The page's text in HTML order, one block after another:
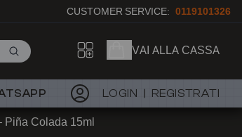
CUSTOMER SERVICE: 0119101326
VAI ALLA CASSA
LOGIN REGISTRATI
Piña Colada 15ml